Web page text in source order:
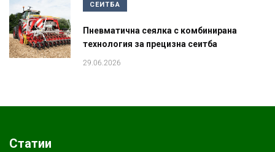
СЕИТБА
Пневматична сеялка с комбинирана
технология за прецизна сеитба
29.06.2026
Статии